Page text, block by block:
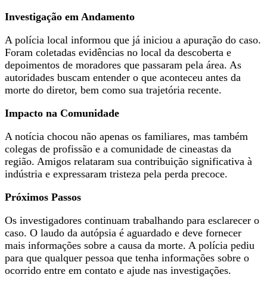
Investigação em Andamento
A polícia local informou que já iniciou a apuração do caso.
Foram coletadas evidências no local da descoberta e
depoimentos de moradores que passaram pela área. As
autoridades buscam entender o que aconteceu antes da
morte do diretor, bem como sua trajetória recente.
Impacto na Comunidade
A notícia chocou não apenas os familiares, mas também
colegas de profissão e a comunidade de cineastas da
região. Amigos relataram sua contribuição significativa à
indústria e expressaram tristeza pela perda precoce.
Próximos Passos
Os investigadores continuam trabalhando para esclarecer o
caso. O laudo da autópsia é aguardado e deve fornecer
mais informações sobre a causa da morte. A polícia pediu
para que qualquer pessoa que tenha informações sobre o
ocorrido entre em contato e ajude nas investigações.